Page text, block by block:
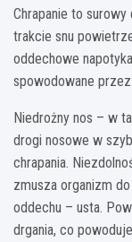
Chrapanie to
trakcie snu
oddechowe
spowodowane przez:
Niedrożny nos – w
drogi nosowe w
chrapania.
zmusza organizm
oddechu – usta.
drgania, co